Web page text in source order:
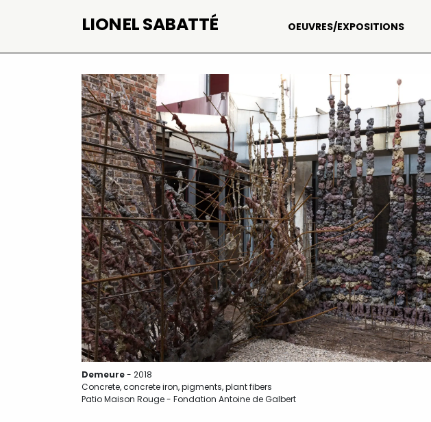
contenu
LIONEL SABATTÉ OEUVRES/EXPOSITIONS
Demeure- 2018
Concrete, concrete iron, pigments, plant fibers
Patio Maison Rouge - Fondation Antoine de Galbert